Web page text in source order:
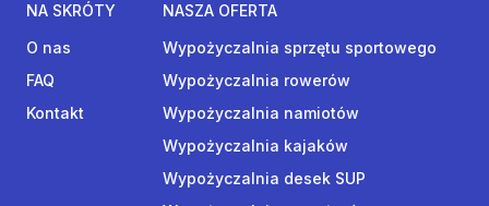
NA SKRÓTY
O nas
FAQ
Kontakt
NASZA OFERTA
Wypożyczalnia sprzętu sportowego
Wypożyczalnia rowerów
Wypożyczalnia namiotów
Wypożyczalnia kajaków
Wypożyczalnia desek SUP